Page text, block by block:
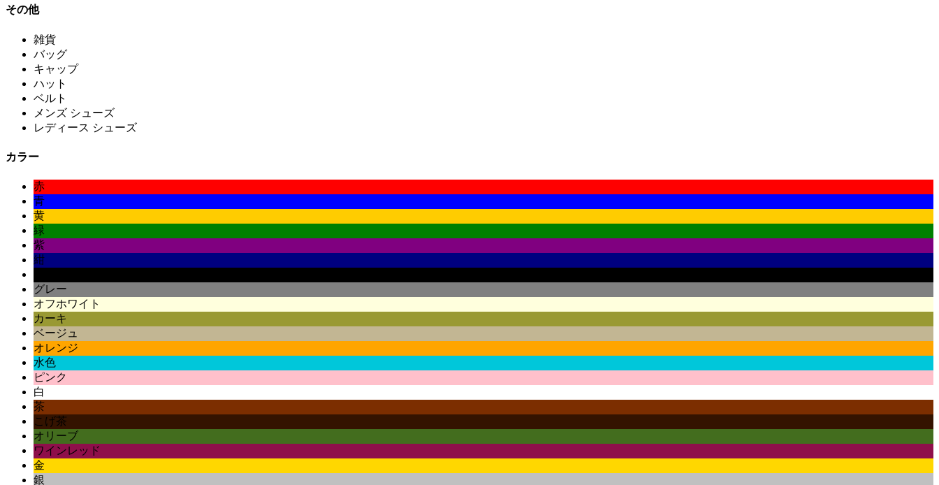
その他
雑貨
バッグ
キャップ
ハット
ベルト
メンズ シューズ
レディース シューズ
カラー
赤
青
黄
緑
紫
紺
グレー
オフホワイト
カーキ
ベージュ
オレンジ
水色
ピンク
白
茶
こげ茶
オリーブ
ワインレッド
金
銀